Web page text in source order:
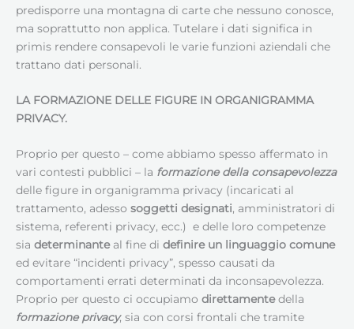
predisporre una montagna di carte che nessuno conosce,
ma soprattutto non applica. Tutelare i dati significa in
primis rendere consapevoli le varie funzioni aziendali che
trattano dati personali.
LA FORMAZIONE DELLE FIGURE IN ORGANIGRAMMA
PRIVACY.
Proprio per questo – come abbiamo spesso affermato in
vari contesti pubblici – la formazione della consapevolezza
delle figure in organigramma privacy (incaricati al
trattamento, adesso soggetti designati, amministratori di
sistema, referenti privacy, ecc.) e delle loro competenze
sia determinante al fine di definire un linguaggio comune
ed evitare “incidenti privacy”, spesso causati da
comportamenti errati determinati da inconsapevolezza.
Proprio per questo ci occupiamo direttamentedella
formazione privacy, sia con corsi frontali che tramite